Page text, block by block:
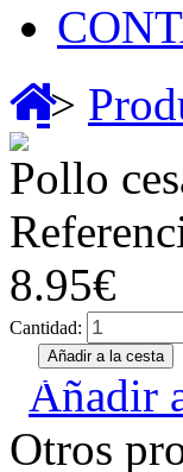
>
Pollo
8.95€
Cantidad:
Añadir
Otros